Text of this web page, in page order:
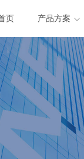
页 产品方案